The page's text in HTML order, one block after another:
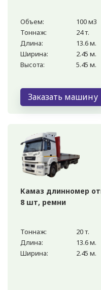
Объем:
100 м3
Тоннаж:
24 т.
Длина:
13.6 м.
Ширина:
2.45 м.
Высота:
5.45 м.
Заказать машину
Камаз длинномер
8 шт, ремни
Тоннаж:
20 т.
Длина:
13.6 м.
Ширина:
2.45 м.